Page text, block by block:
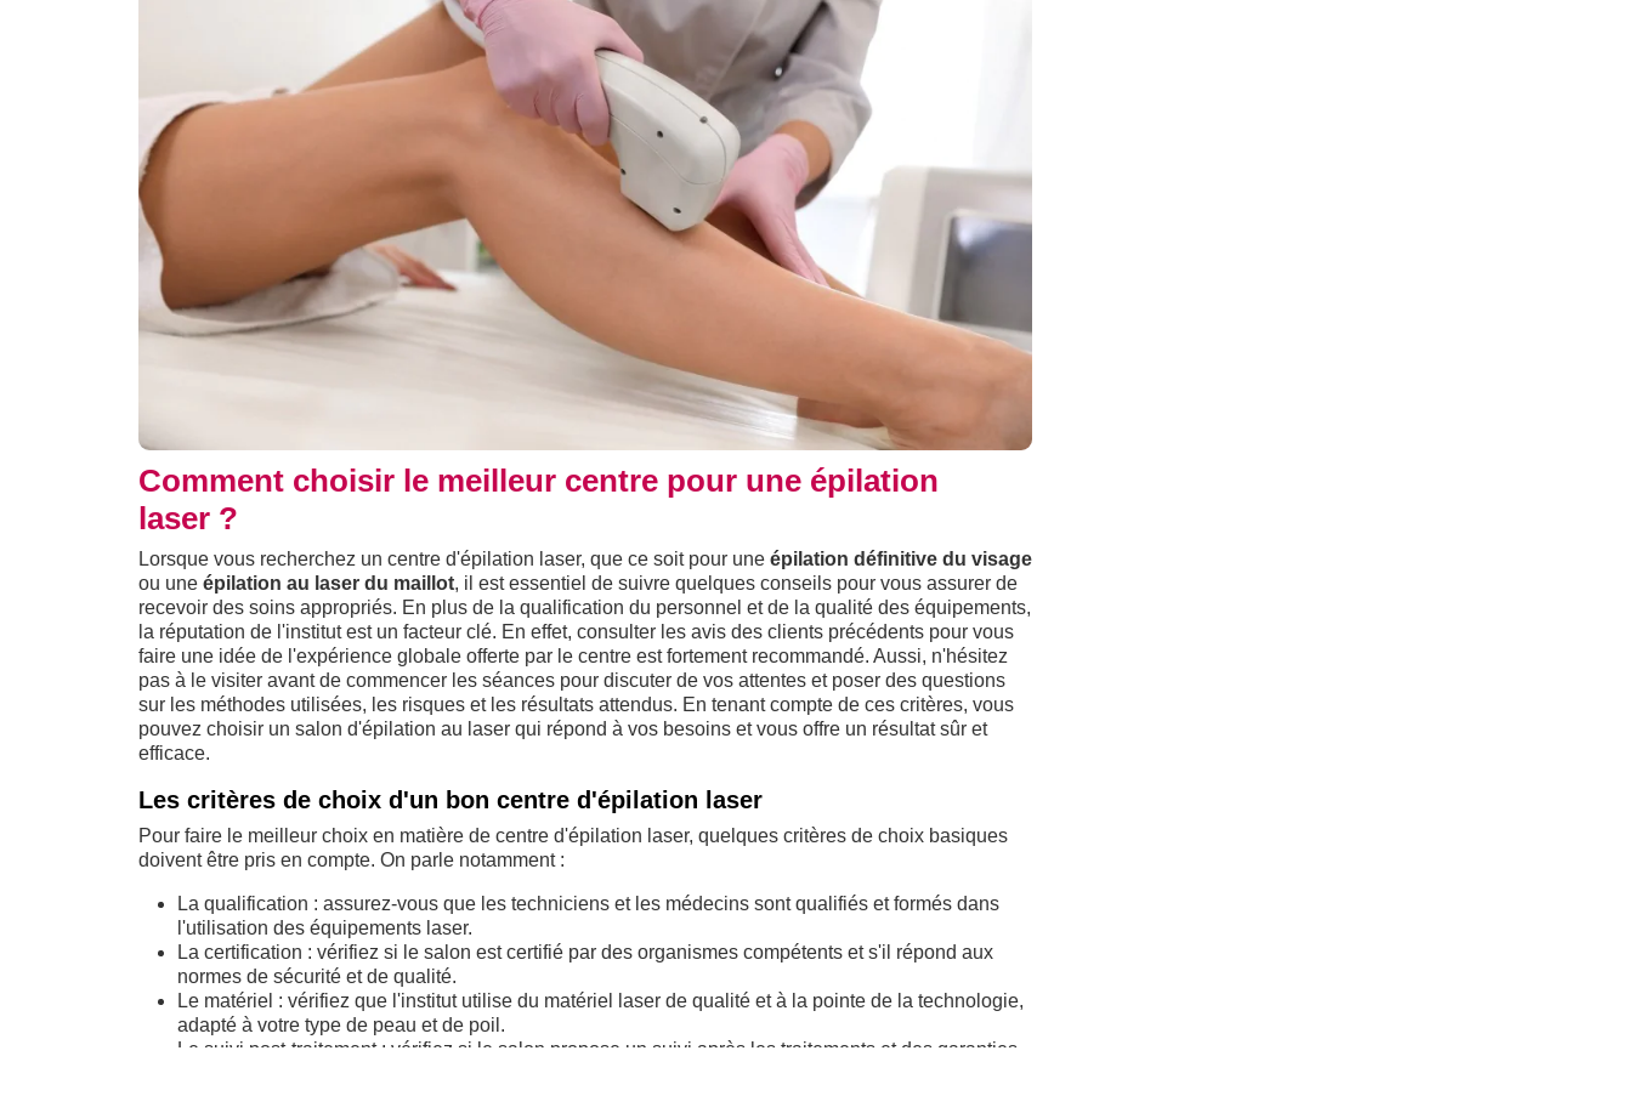
Comment choisir le meilleur centre pour une épilation
laser ?
Lorsque vous recherchez un centre d'épilation laser, que ce soit pour une épilation définitive du visage
ou une épilation au laser du maillot, il est essentiel de suivre quelques conseils pour vous assurer de
recevoir des soins appropriés. En plus de la qualification du personnel et de la qualité des équipements,
la réputation de l'institut est un facteur clé. En effet, consulter les avis des clients précédents pour vous
faire une idée de l'expérience globale offerte par le centre est fortement recommandé. Aussi, n'hésitez
pas à le visiter avant de commencer les séances pour discuter de vos attentes et poser des questions
sur les méthodes utilisées, les risques et les résultats attendus. En tenant compte de ces critères, vous
pouvez choisir un salon d'épilation au laser qui répond à vos besoins et vous offre un résultat sûr et
efficace.
Les critères de choix d'un bon centre d'épilation laser
Pour faire le meilleur choix en matière de centre d'épilation laser, quelques critères de choix basiques
doivent être pris en compte. On parle notamment :
La qualification : assurez-vous que les techniciens et les médecins sont qualifiés et formés dans
l'utilisation des équipements laser.
La certification : vérifiez si le salon est certifié par des organismes compétents et s'il répond aux
normes de sécurité et de qualité.
Le matériel : vérifiez que l'institut utilise du matériel laser de qualité et à la pointe de la technologie,
adapté à votre type de peau et de poil.
Le suivi post-traitement : vérifiez si le salon propose un suivi après les traitements et des garanties